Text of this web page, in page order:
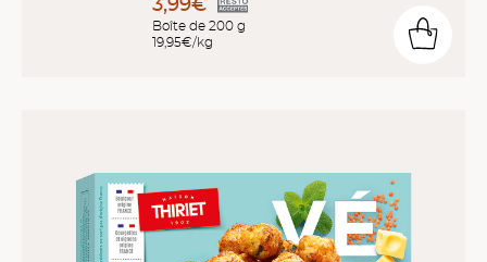
Boîte de 200 g
19,95€/kg